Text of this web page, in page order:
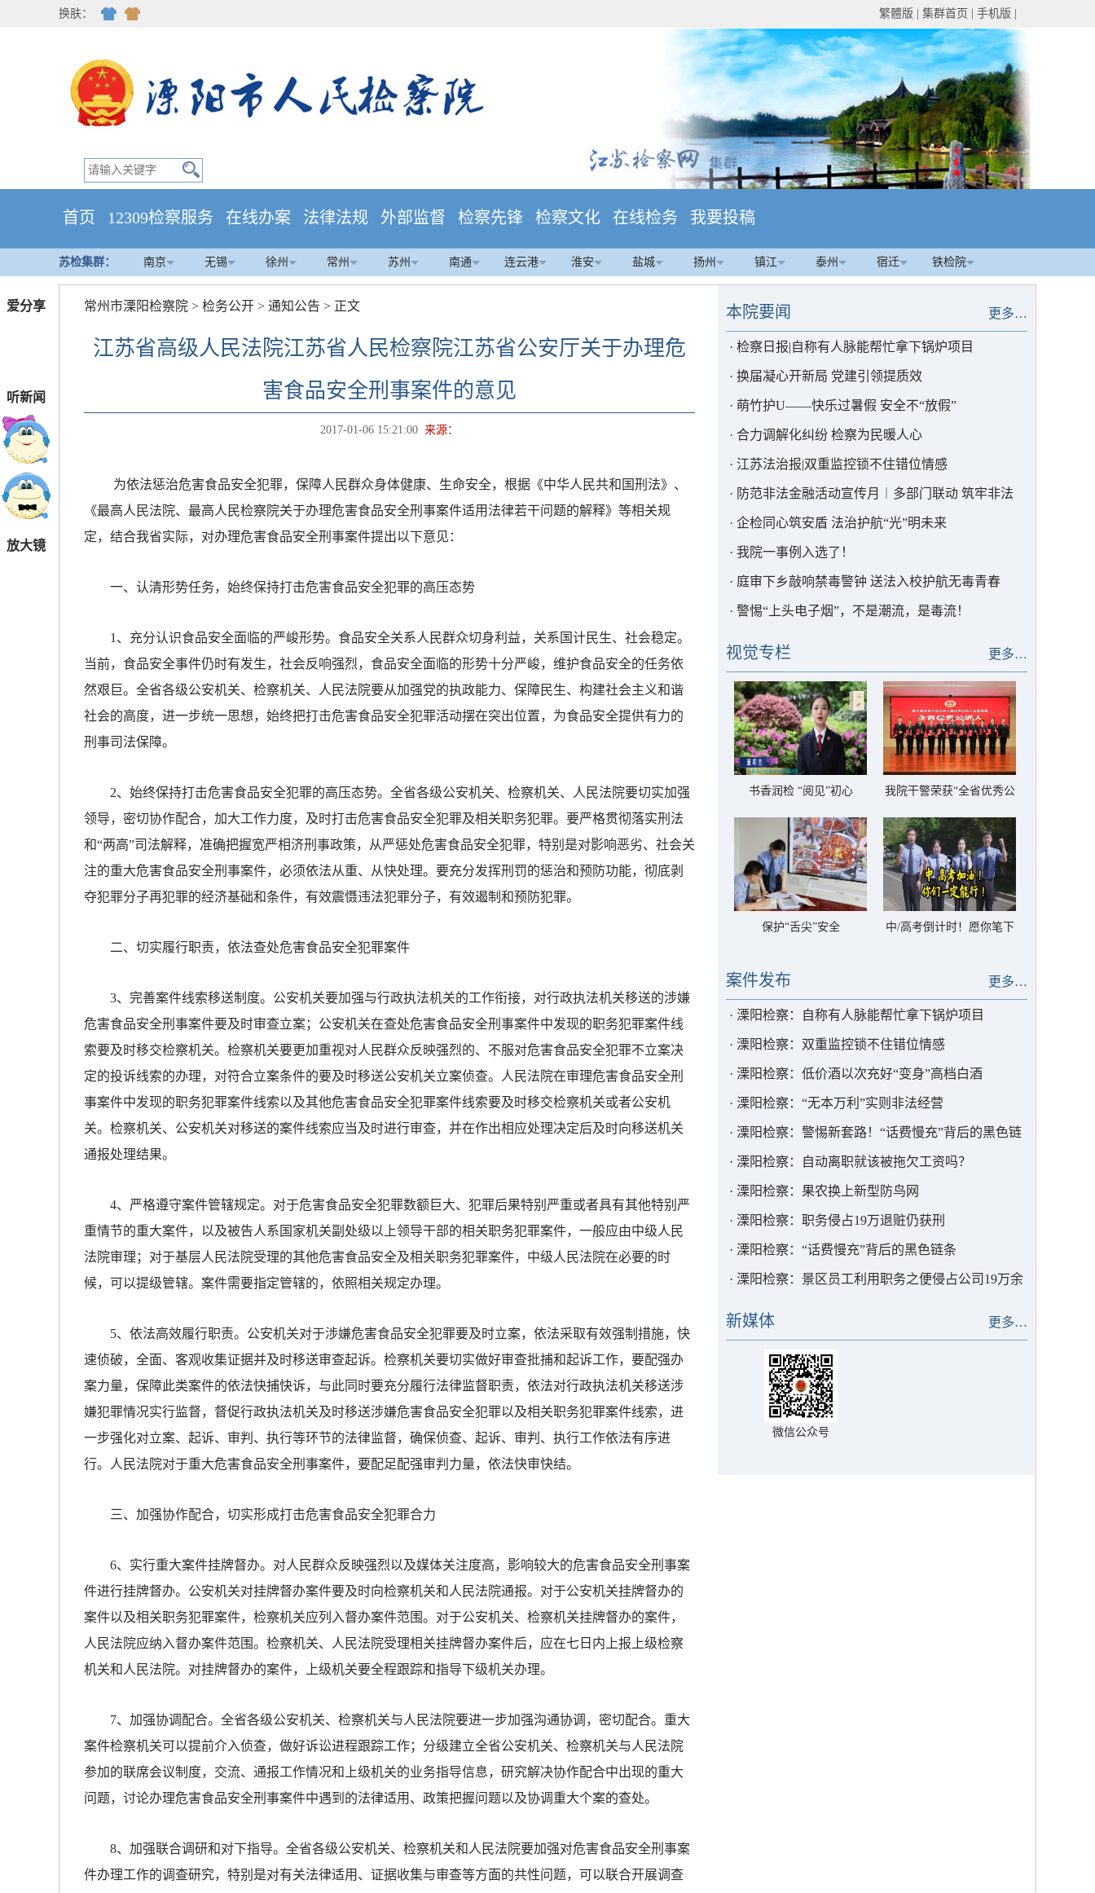
爱分享
听新闻
放大镜
换肤： 繁體版 集群首页 手机版
首页 12309检察服务 在线办案 法律法规 外部监督 检察先锋 检察文化 在线检务 我要投稿
苏检集群： 南京 无锡 徐州 常州 苏州 南通 连云港 淮安 盐城 扬州 镇江 泰州 宿迁 铁检院
常州市溧阳检察院 > 检务公开 > 通知公告 > 正文
江苏省高级人民法院江苏省人民检察院江苏省公安厅关于办理危
害食品安全刑事案件的意见
2017-01-06 15:21:00 来源：
为依法惩治危害食品安全犯罪，保障人民群众身体健康、生命安全，根据《中华人民共和国刑法》、
《最高人民法院、最高人民检察院关于办理危害食品安全刑事案件适用法律若干问题的解释》等相关规
定，结合我省实际，对办理危害食品安全刑事案件提出以下意见：
一、认清形势任务，始终保持打击危害食品安全犯罪的高压态势
1、充分认识食品安全面临的严峻形势。食品安全关系人民群众切身利益，关系国计民生、社会稳定。
当前，食品安全事件仍时有发生，社会反响强烈，食品安全面临的形势十分严峻，维护食品安全的任务依
然艰巨。全省各级公安机关、检察机关、人民法院要从加强党的执政能力、保障民生、构建社会主义和谐
社会的高度，进一步统一思想，始终把打击危害食品安全犯罪活动摆在突出位置，为食品安全提供有力的
刑事司法保障。
2、始终保持打击危害食品安全犯罪的高压态势。全省各级公安机关、检察机关、人民法院要切实加强
领导，密切协作配合，加大工作力度，及时打击危害食品安全犯罪及相关职务犯罪。要严格贯彻落实刑法
和“两高”司法解释，准确把握宽严相济刑事政策，从严惩处危害食品安全犯罪，特别是对影响恶劣、社会关
注的重大危害食品安全刑事案件，必须依法从重、从快处理。要充分发挥刑罚的惩治和预防功能，彻底剥
夺犯罪分子再犯罪的经济基础和条件，有效震慑违法犯罪分子，有效遏制和预防犯罪。
二、切实履行职责，依法查处危害食品安全犯罪案件
3、完善案件线索移送制度。公安机关要加强与行政执法机关的工作衔接，对行政执法机关移送的涉嫌
危害食品安全刑事案件要及时审查立案；公安机关在查处危害食品安全刑事案件中发现的职务犯罪案件线
索要及时移交检察机关。检察机关要更加重视对人民群众反映强烈的、不服对危害食品安全犯罪不立案决
定的投诉线索的办理，对符合立案条件的要及时移送公安机关立案侦查。人民法院在审理危害食品安全刑
事案件中发现的职务犯罪案件线索以及其他危害食品安全犯罪案件线索要及时移交检察机关或者公安机
关。检察机关、公安机关对移送的案件线索应当及时进行审查，并在作出相应处理决定后及时向移送机关
通报处理结果。
4、严格遵守案件管辖规定。对于危害食品安全犯罪数额巨大、犯罪后果特别严重或者具有其他特别严
重情节的重大案件，以及被告人系国家机关副处级以上领导干部的相关职务犯罪案件，一般应由中级人民
法院审理；对于基层人民法院受理的其他危害食品安全及相关职务犯罪案件，中级人民法院在必要的时
候，可以提级管辖。案件需要指定管辖的，依照相关规定办理。
5、依法高效履行职责。公安机关对于涉嫌危害食品安全犯罪要及时立案，依法采取有效强制措施，快
速侦破，全面、客观收集证据并及时移送审查起诉。检察机关要切实做好审查批捕和起诉工作，要配强办
案力量，保障此类案件的依法快捕快诉，与此同时要充分履行法律监督职责，依法对行政执法机关移送涉
嫌犯罪情况实行监督，督促行政执法机关及时移送涉嫌危害食品安全犯罪以及相关职务犯罪案件线索，进
一步强化对立案、起诉、审判、执行等环节的法律监督，确保侦查、起诉、审判、执行工作依法有序进
行。人民法院对于重大危害食品安全刑事案件，要配足配强审判力量，依法快审快结。
三、加强协作配合，切实形成打击危害食品安全犯罪合力
6、实行重大案件挂牌督办。对人民群众反映强烈以及媒体关注度高，影响较大的危害食品安全刑事案
件进行挂牌督办。公安机关对挂牌督办案件要及时向检察机关和人民法院通报。对于公安机关挂牌督办的
案件以及相关职务犯罪案件，检察机关应列入督办案件范围。对于公安机关、检察机关挂牌督办的案件，
人民法院应纳入督办案件范围。检察机关、人民法院受理相关挂牌督办案件后，应在七日内上报上级检察
机关和人民法院。对挂牌督办的案件，上级机关要全程跟踪和指导下级机关办理。
7、加强协调配合。全省各级公安机关、检察机关与人民法院要进一步加强沟通协调，密切配合。重大
案件检察机关可以提前介入侦查，做好诉讼进程跟踪工作；分级建立全省公安机关、检察机关与人民法院
参加的联席会议制度，交流、通报工作情况和上级机关的业务指导信息，研究解决协作配合中出现的重大
问题，讨论办理危害食品安全刑事案件中遇到的法律适用、政策把握问题以及协调重大个案的查处。
8、加强联合调研和对下指导。全省各级公安机关、检察机关和人民法院要加强对危害食品安全刑事案
件办理工作的调查研究，特别是对有关法律适用、证据收集与审查等方面的共性问题，可以联合开展调查
更多…
本院要闻
· 检察日报|自称有人脉能帮忙拿下锅炉项目
· 换届凝心开新局 党建引领提质效
· 萌竹护U——快乐过暑假 安全不“放假”
· 合力调解化纠纷 检察为民暖人心
· 江苏法治报|双重监控锁不住错位情感
· 防范非法金融活动宣传月︱多部门联动 筑牢非法
集资“防护墙”
· 企检同心筑安盾 法治护航“光”明未来
· 我院一事例入选了！
· 庭审下乡敲响禁毒警钟 送法入校护航无毒青春
· 警惕“上头电子烟”，不是潮流，是毒流！
更多…
视觉专栏
书香润检 “阅见”初心
我院干警荣获“全省优秀公
保护“舌尖”安全
中/高考倒计时！愿你笔下
更多…
案件发布
· 溧阳检察：自称有人脉能帮忙拿下锅炉项目
· 溧阳检察：双重监控锁不住错位情感
· 溧阳检察：低价酒以次充好“变身”高档白酒
· 溧阳检察：“无本万利”实则非法经营
· 溧阳检察：警惕新套路！“话费慢充”背后的黑色链
条
· 溧阳检察：自动离职就该被拖欠工资吗？
· 溧阳检察：果农换上新型防鸟网
· 溧阳检察：职务侵占19万退赃仍获刑
· 溧阳检察：“话费慢充”背后的黑色链条
· 溧阳检察：景区员工利用职务之便侵占公司19万余
更多…
新媒体
微信公众号